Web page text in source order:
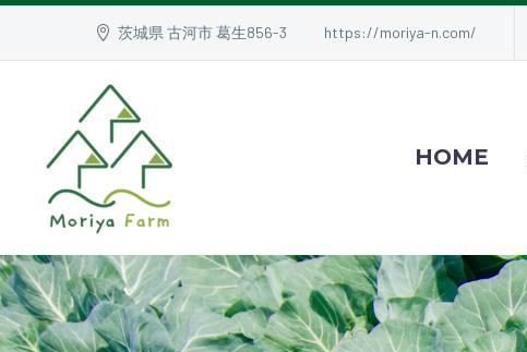
茨城県 古河市 葛生856-3 https://moriya-n.com/
HOME